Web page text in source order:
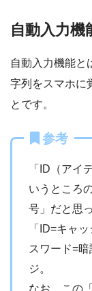
自動入力機
自動入力機能と
字列をスマホに
とです。
参考
「ID（アイ
いうところ
号」だと思
「ID=キャ
スワード=
ジ。
なお、この